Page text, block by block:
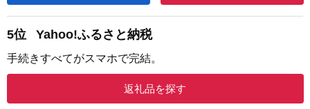
5位 Yahoo!ふるさと納税
手続きすべてがスマホで完結。
返礼品を探す